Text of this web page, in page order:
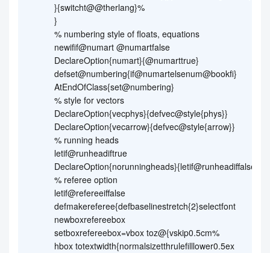
}{switcht@@therlang}%
}
% numbering style of floats, equations
newifif@numart @numartfalse
DeclareOption{numart}{@numarttrue}
defset@numbering{if@numartelsenum@bookfi}
AtEndOfClass{set@numbering}
% style for vectors
DeclareOption{vecphys}{defvec@style{phys}}
DeclareOption{vecarrow}{defvec@style{arrow}}
% running heads
letif@runheadiftrue
DeclareOption{norunningheads}{letif@runheadiffalse}
% referee option
letif@refereeiffalse
defmakereferee{defbaselinestretch{2}selectfont
newboxrefereebox
setboxrefereebox=vbox toz@{vskip0.5cm%
hbox totextwidth{normalsizetthrulefilllower0.5ex